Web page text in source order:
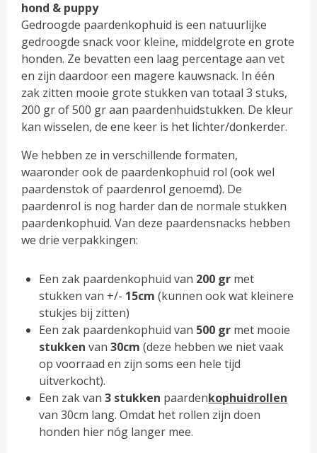
hond & puppy
Gedroogde paardenkophuid is een natuurlijke
gedroogde snack voor kleine, middelgrote en grote
honden. Ze bevatten een laag percentage aan vet
en zijn daardoor een magere kauwsnack. In één
zak zitten mooie grote stukken van totaal 3 stuks,
200 gr of 500 gr aan paardenhuidstukken. De kleur
kan wisselen, de ene keer is het lichter/donkerder.
We hebben ze in verschillende formaten,
waaronder ook de paardenkophuid rol (ook wel
paardenstok of paardenrol genoemd). De
paardenrol is nog harder dan de normale stukken
paardenkophuid. Van deze paardensnacks hebben
we drie verpakkingen:
Een zak paardenkophuid van 200 gr met
stukken van +/- 15cm (kunnen ook wat kleinere
stukjes bij zitten)
Een zak paardenkophuid van 500 gr met mooie
stukken van30cm (deze hebben we niet vaak
op voorraad en zijn soms een hele tijd
uitverkocht).
Een zak van 3 stukken paardenkophuidrollen
van 30cm lang. Omdat het rollen zijn doen
honden hier nóg langer mee.